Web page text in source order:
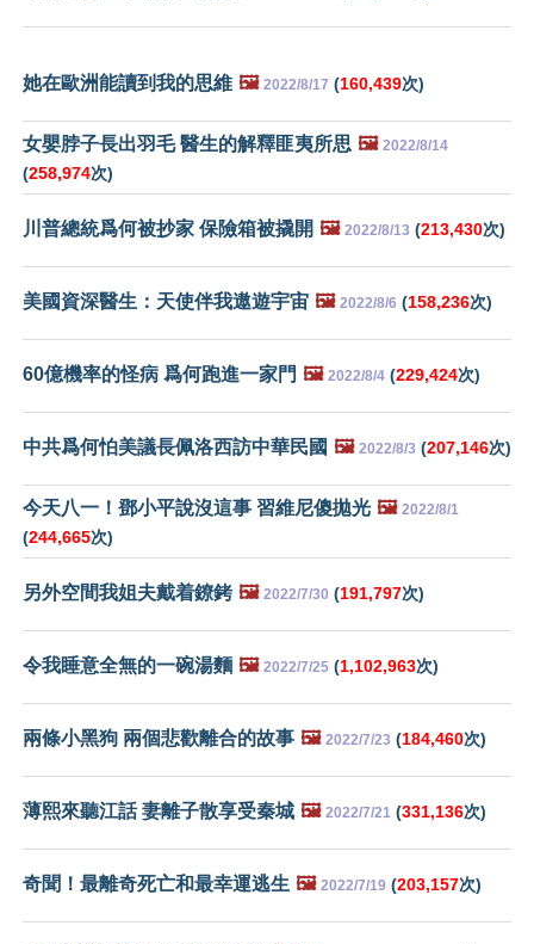
她在歐洲能讀到我的思維 🖼️ 2022/8/17 (160,439次)
女嬰脖子長出羽毛 醫生的解釋匪夷所思 🖼️ 2022/8/14
(258,974次)
川普總統爲何被抄家 保險箱被撬開 🖼️ 2022/8/13 (213,430次)
美國資深醫生：天使伴我遨遊宇宙 🖼️ 2022/8/6 (158,236次)
60億機率的怪病 爲何跑進一家門 🖼️ 2022/8/4 (229,424次)
中共爲何怕美議長佩洛西訪中華民國 🖼️ 2022/8/3 (207,146次)
今天八一！鄧小平說沒這事 習維尼傻拋光 🖼️ 2022/8/1
(244,665次)
另外空間我姐夫戴着鐐銬 🖼️ 2022/7/30 (191,797次)
令我睡意全無的一碗湯麵 🖼️ 2022/7/25 (1,102,963次)
兩條小黑狗 兩個悲歡離合的故事 🖼️ 2022/7/23 (184,460次)
薄熙來聽江話 妻離子散享受秦城 🖼️ 2022/7/21 (331,136次)
奇聞！最離奇死亡和最幸運逃生 🖼️ 2022/7/19 (203,157次)